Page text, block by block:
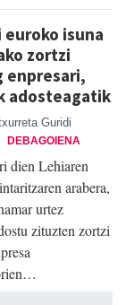
euroko isuna
zortzi
enpresari,
adosteagatik
Guridi
DEBAGOIENA
dien Lehiaren
arabera,
urtez
zituzten zortzi